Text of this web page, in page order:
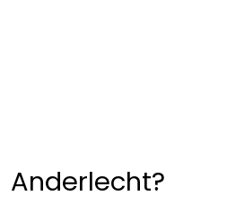
Anderlecht?